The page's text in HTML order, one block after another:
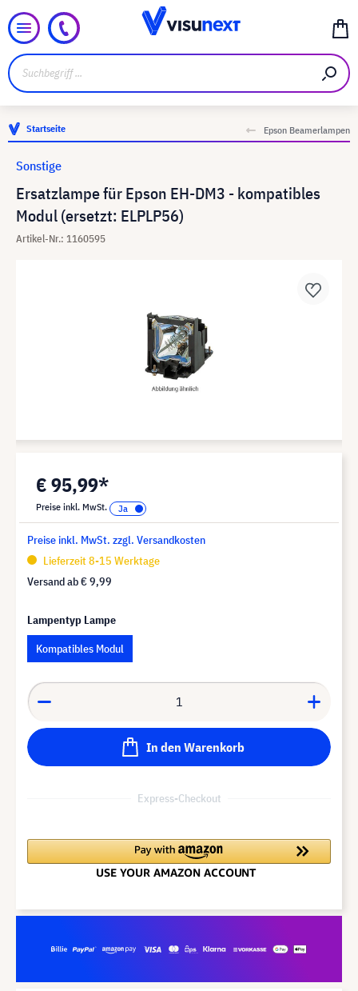
Startseite Epson Beamerlampen
Ersatzlampe für Epson EH-DM3 - kompatibles
Modul (ersetzt: ELPLP56)
Artikel-Nr.: 1160595
Sonstige
€ 95,99*
Preise inkl. MwSt.
Preise inkl. MwSt. zzgl. Versandkosten
Lieferzeit 8-15 Werktage
Versand ab€ 9,99
Lampentyp Lampe
Kompatibles Modul
In den Warenkorb
Express-Checkout